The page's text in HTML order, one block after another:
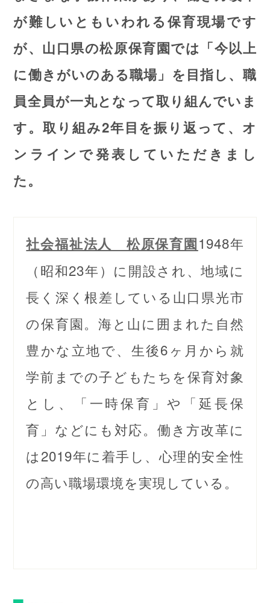
が難しいともいわれる保育現場です
が、山口県の松原保育園では「今以上
に働きがいのある職場」を目指し、職
員全員が一丸となって取り組んでいま
す。取り組み2年目を振り返って、オ
ンラインで発表していただきまし
た。
社会福祉法人 松原保育園1948年
（昭和23年）に開設され、地域に
長く深く根差している山口県光市
の保育園。海と山に囲まれた自然
豊かな立地で、生後6ヶ月から就
学前までの子どもたちを保育対象
とし、「一時保育」や「延長保
育」などにも対応。働き方改革に
は2019年に着手し、心理的安全性
の高い職場環境を実現している。